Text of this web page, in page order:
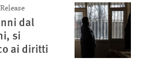
dal
si
ai diritti